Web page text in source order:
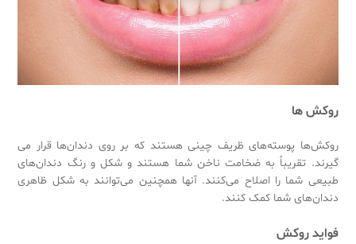
روکش ‌ها
روکش‌ها پوسته‌های ظریف چینی هستند که بر روی دندان‌ها قرار می
گیرند. تقریباً به ضخامت ناخن شما هستند و شکل و رنگ دندان‌های
طبیعی شما را اصلاح می‌کنند. آنها همچنین می‌توانند به شکل ظاهری
دندان‌های شما کمک کنند.
فواید روکش